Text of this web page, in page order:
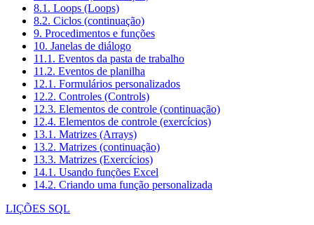
8.1. Loops (Loops)
8.2. Ciclos (continuação)
9. Procedimentos e funções
10. Janelas de diálogo
11.1. Eventos da pasta de trabalho
11.2. Eventos de planilha
12.1. Formulários personalizados
12.2. Controles (Controls)
12.3. Elementos de controle (continuação)
12.4. Elementos de controle (exercícios)
13.1. Matrizes (Arrays)
13.2. Matrizes (continuação)
13.3. Matrizes (Exercícios)
14.1. Usando funções Excel
14.2. Criando uma função personalizada
LIÇÕES SQL